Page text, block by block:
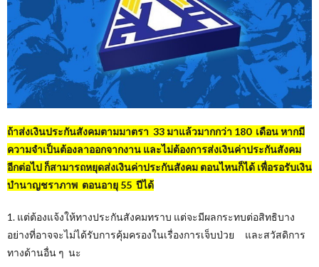
ถ้าส่งเงินประกันสังคมตามมาตรา 33 มาแล้วมากกว่า 180 เดือน หากมี
ความจำเป็นต้องลาออกจากงาน และไม่ต้องการส่งเงินค่าประกันสังคม
อีกต่อไป ก็สามารถหยุดส่งเงินค่าประกันสังคม ตอนไหนก็ได้ เพื่อรอรับเงิน
บำนาญชราภาพ ตอนอายุ 55 ปีได้
1. แต่ต้องแจ้งให้ทางประกันสังคมทราบ แต่จะมีผลกระทบต่อสิทธิบาง
อย่างที่อาจจะไม่ได้รับการคุ้มครองในเรื่องการเจ็บป่วย และสวัสดิการ
ทางด้านอื่น ๆ นะ